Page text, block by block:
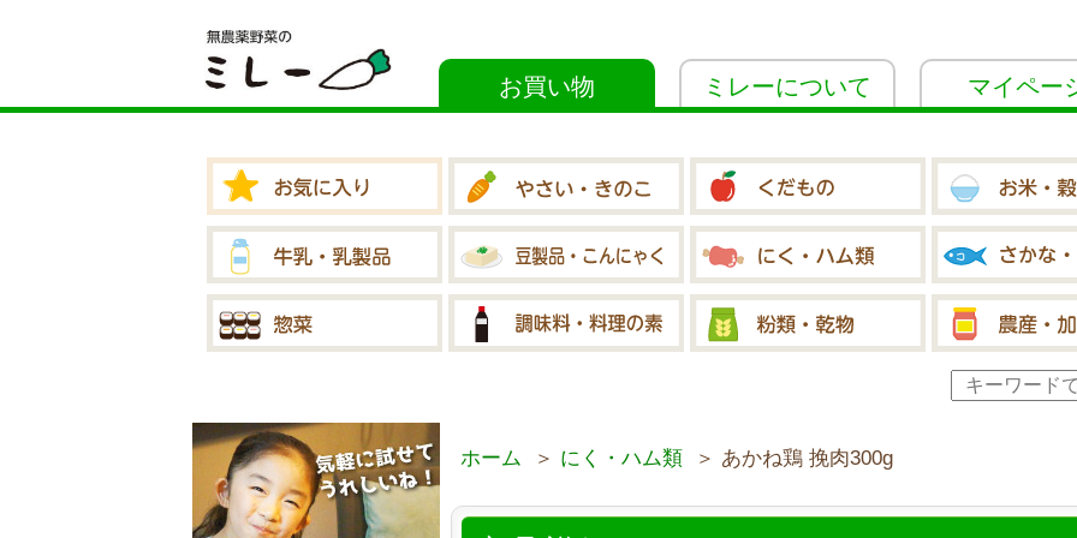
お買い物 ミレーについて マイペー
ホーム ＞ にく・ハム類 ＞ あかね鶏 挽肉300g